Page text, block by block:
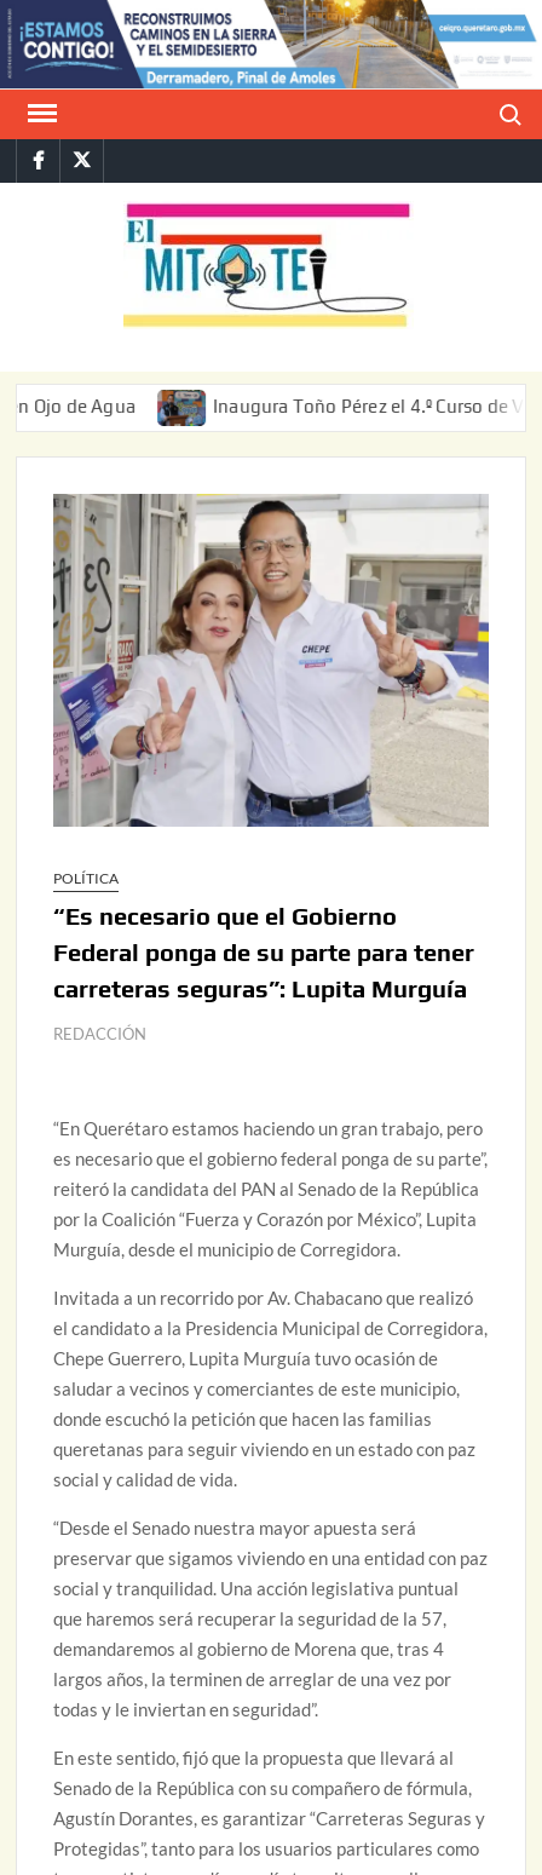
Saltar
al
contenido
FacebookTwitter
Agua Inaugura Toño Pérez el 4.º Curso de Verano
POLÍTICA
“Es necesario que el Gobierno
Federal ponga de su parte para tener
carreteras seguras”: Lupita Murguía
REDACCIÓN
“En Querétaro estamos haciendo un gran trabajo, pero
es necesario que el gobierno federal ponga de su parte”,
reiteró la candidata del PAN al Senado de la República
por la Coalición “Fuerza y Corazón por México”, Lupita
Murguía, desde el municipio de Corregidora.
Invitada a un recorrido por Av. Chabacano que realizó
el candidato a la Presidencia Municipal de Corregidora,
Chepe Guerrero, Lupita Murguía tuvo ocasión de
saludar a vecinos y comerciantes de este municipio,
donde escuchó la petición que hacen las familias
queretanas para seguir viviendo en un estado con paz
social y calidad de vida.
“Desde el Senado nuestra mayor apuesta será
preservar que sigamos viviendo en una entidad con paz
social y tranquilidad. Una acción legislativa puntual
que haremos será recuperar la seguridad de la 57,
demandaremos al gobierno de Morena que, tras 4
largos años, la terminen de arreglar de una vez por
todas y le inviertan en seguridad”.
En este sentido, fijó que la propuesta que llevará al
Senado de la República con su compañero de fórmula,
Agustín Dorantes, es garantizar “Carreteras Seguras y
Protegidas”, tanto para los usuarios particulares como